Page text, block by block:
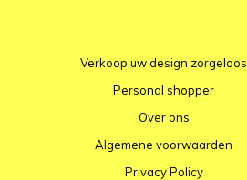
Verkoop uw design zorgeloos
Personal shopper
Over ons
Algemene voorwaarden
Privacy Policy